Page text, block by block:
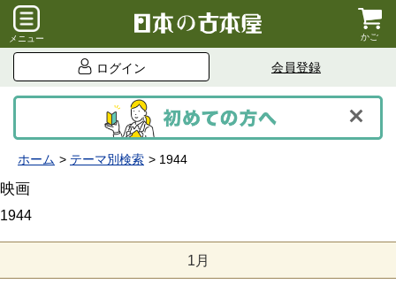
メニュー かご
ログイン 会員登録
ホーム テーマ別検索 1944
映画
1944
1月